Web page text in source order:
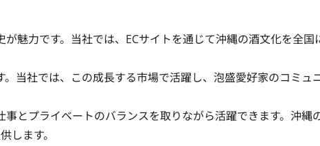
魅力です。当社では、ECサイトを通じて沖縄の酒文化を全国
当社では、この成長する市場で活躍し、泡盛愛好家のコミュ
とプライベートのバランスを取りながら活躍できます。沖縄
します。